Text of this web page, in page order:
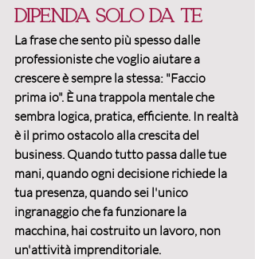
dipenda solo da te
La frase che sento più spesso dalle
professioniste che voglio aiutare a
crescere è sempre la stessa: "Faccio
prima io". È una trappola mentale che
sembra logica, pratica, efficiente. In realtà
è il primo ostacolo alla crescita del
business. Quando tutto passa dalle tue
mani, quando ogni decisione richiede la
tua presenza, quando sei l'unico
ingranaggio che fa funzionare la
macchina, hai costruito un lavoro, non
un'attività imprenditoriale.